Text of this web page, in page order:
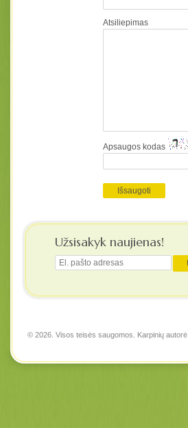
Atsiliepimas
Apsaugos kodas
Užsisakyk naujienas!
© 2026. Visos teisės saugomos. Karpinių autorė